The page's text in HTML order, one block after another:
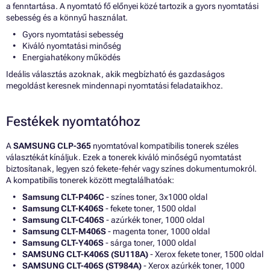
a fenntartása. A nyomtató fő előnyei közé tartozik a gyors nyomtatási
sebesség és a könnyű használat.
Gyors nyomtatási sebesség
Kiváló nyomtatási minőség
Energiahatékony működés
Ideális választás azoknak, akik megbízható és gazdaságos
megoldást keresnek mindennapi nyomtatási feladataikhoz.
Festékek nyomtatóhoz
ASAMSUNG CLP-365 nyomtatóval kompatibilis tonerek széles
választékát kínáljuk. Ezek a tonerek kiváló minőségű nyomtatást
biztosítanak, legyen szó fekete-fehér vagy színes dokumentumokról.
A kompatibilis tonerek között megtalálhatóak:
Samsung CLT-P406C - színes toner, 3x1000 oldal
Samsung CLT-K406S- fekete toner, 1500 oldal
Samsung CLT-C406S- azúrkék toner, 1000 oldal
Samsung CLT-M406S- magenta toner, 1000 oldal
Samsung CLT-Y406S- sárga toner, 1000 oldal
SAMSUNG CLT-K406S (SU118A)- Xerox fekete toner, 1500 oldal
SAMSUNG CLT-406S (ST984A)- Xerox azúrkék toner, 1000